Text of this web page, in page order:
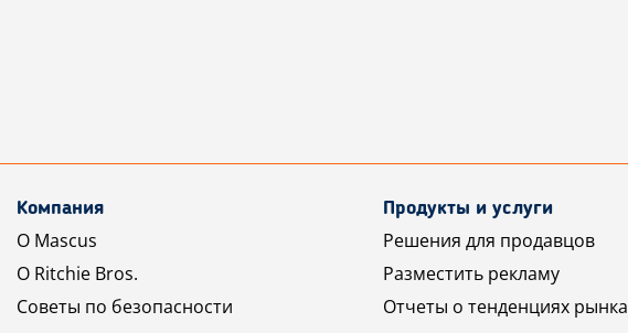
Компания
О Mascus
О Ritchie Bros.
Советы по безопасности
Продукты и услуги
Решения для продавцов
Разместить рекламу
Отчеты о тенденциях рынка